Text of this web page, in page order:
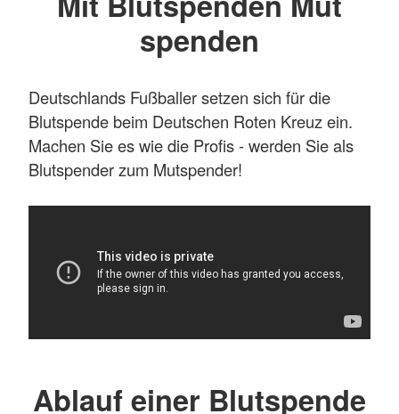
spenden
Deutschlands Fußballer setzen sich für die
Blutspende beim Deutschen Roten Kreuz ein.
Machen Sie es wie die Profis - werden Sie als
Blutspender zum Mutspender!
Ablauf einer Blutspende